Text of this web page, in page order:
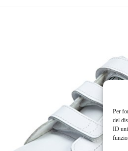
Per
del
ID